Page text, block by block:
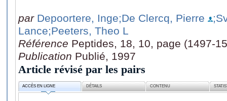
par Depoortere, Inge;De Clercq, Pierre
Lance;Peeters, Theo L
Référence Peptides, 18, 10, page (1497-
Publication Publié, 1997
Article révisé par les pairs
ACCÈS EN LIGNE DÉTAILS CONTENU